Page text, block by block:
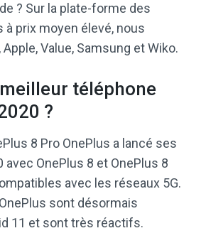
? Sur la plate-forme des
prix moyen élevé, nous
Value, Samsung et Wiko.
téléphone
?
8 Pro OnePlus a lancé ses
OnePlus 8 et OnePlus 8
avec les réseaux 5G.
sont désormais
11 et sont très réactifs.